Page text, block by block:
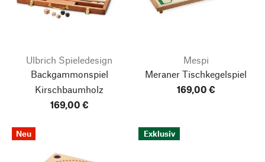
Ulbrich Spieledesign
Backgammonspiel
Kirschbaumholz
169,00 €
Mespi
Meraner Tischkegelspiel
169,00 €
Neu Exklusiv